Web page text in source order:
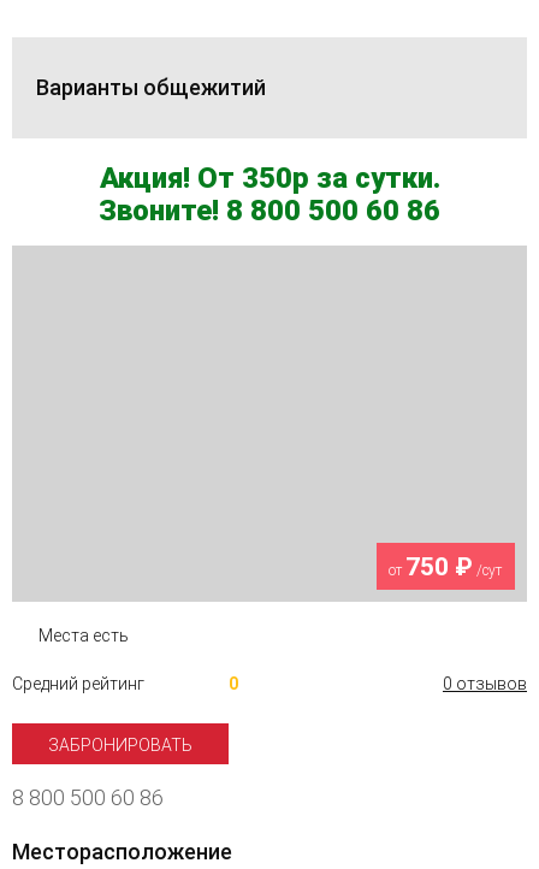
Варианты общежитий
Акция! От 350р за сутки.
Звоните! 8 800 500 60 86
от 750 ₽ /сут
Места есть
Средний рейтинг 0 0 отзывов
ЗАБРОНИРОВАТЬ
8 800 500 60 86
Месторасположение